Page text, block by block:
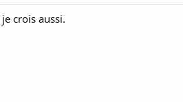
je crois aussi.